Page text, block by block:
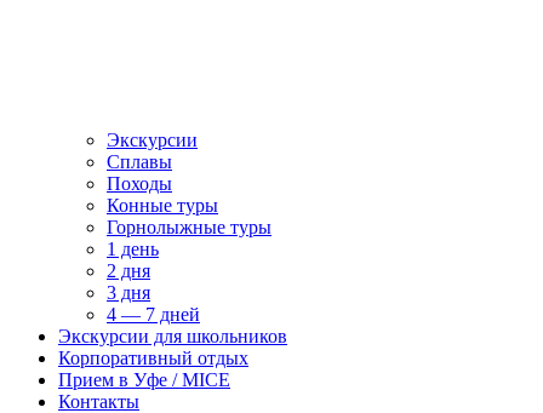
Экскурсии
Сплавы
Походы
Конные туры
Горнолыжные туры
1 день
2 дня
3 дня
4 — 7 дней
Экскурсии для школьников
Корпоративный отдых
Прием в Уфе / MICE
Контакты